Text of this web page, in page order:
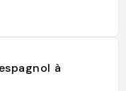
à